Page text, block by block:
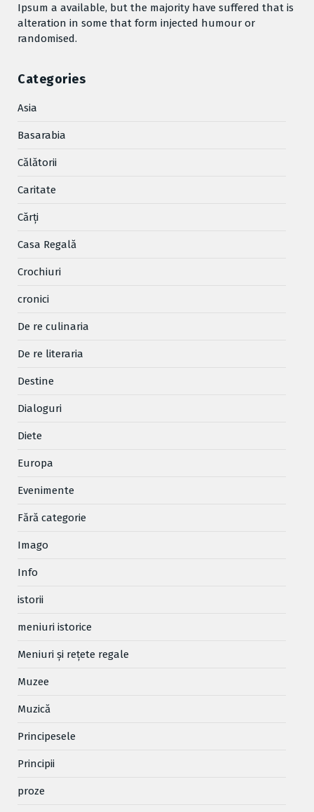
Ipsum a available, but the majority have suffered that is
alteration in some that form injected humour or
randomised.
Categories
Asia
Basarabia
Cǎlǎtorii
Caritate
Cărţi
Casa Regală
Crochiuri
cronici
De re culinaria
De re literaria
Destine
Dialoguri
Diete
Europa
Evenimente
Fără categorie
Imago
Info
istorii
meniuri istorice
Meniuri și rețete regale
Muzee
Muzică
Principesele
Principii
proze